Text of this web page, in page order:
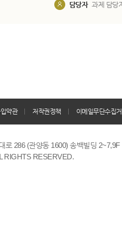
담당자 과제 담당
약관 저작권정책 이메일무단수집
로 286 (관양동 1600) 송백빌딩
RIGHTS RESERVED.